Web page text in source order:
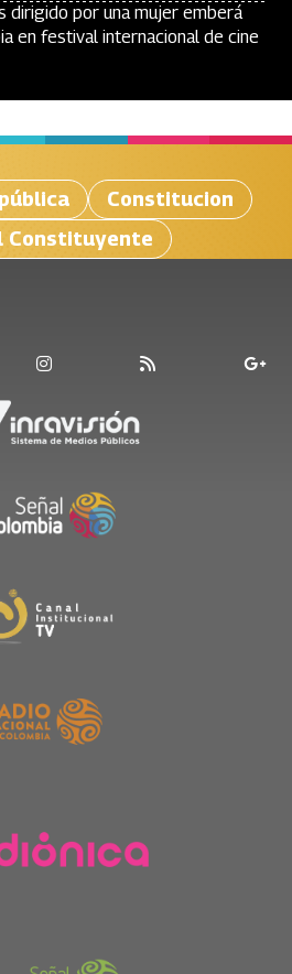
dirigido por una mujer emberá
en festival internacional de cine
Constitucion
Constituyente